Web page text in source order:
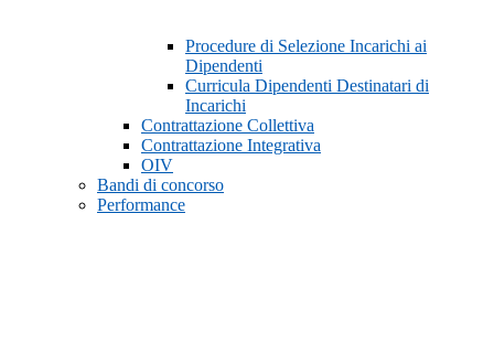
Procedure di Selezione Incarichi ai
Dipendenti
Curricula Dipendenti Destinatari di
Incarichi
Contrattazione Collettiva
Contrattazione Integrativa
OIV
Bandi di concorso
Performance